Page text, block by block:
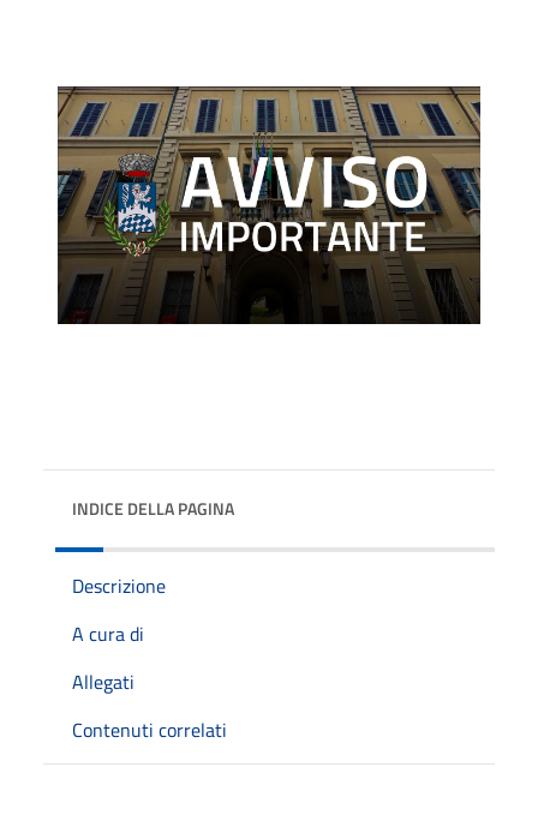
INDICE DELLA PAGINA
Descrizione
A cura di
Allegati
Contenuti correlati